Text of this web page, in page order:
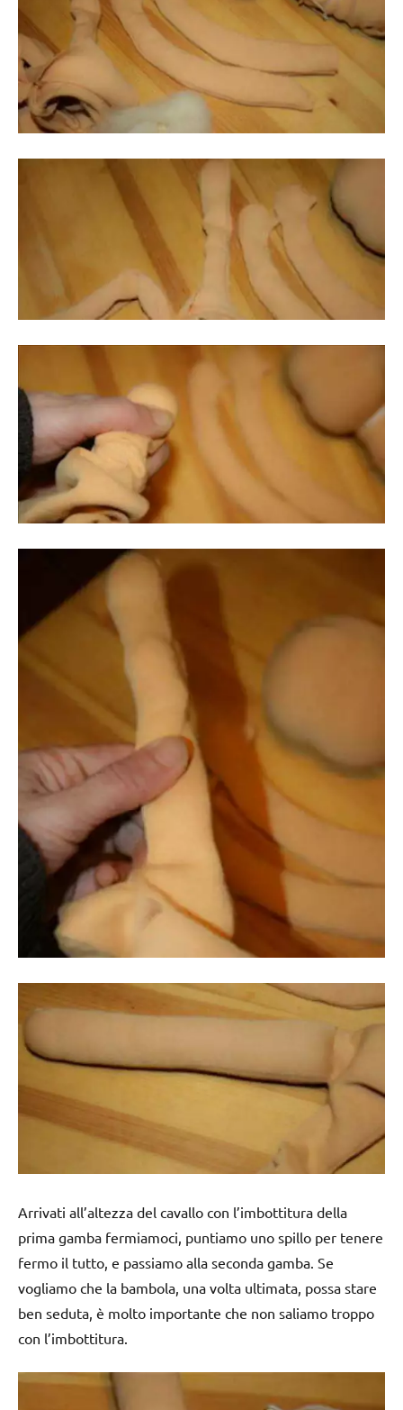
Arrivati all’altezza del cavallo con l’imbottitura della
prima gamba fermiamoci, puntiamo uno spillo per tenere
fermo il tutto, e passiamo alla seconda gamba. Se
vogliamo che la bambola, una volta ultimata, possa stare
ben seduta, è molto importante che non saliamo troppo
con l’imbottitura.